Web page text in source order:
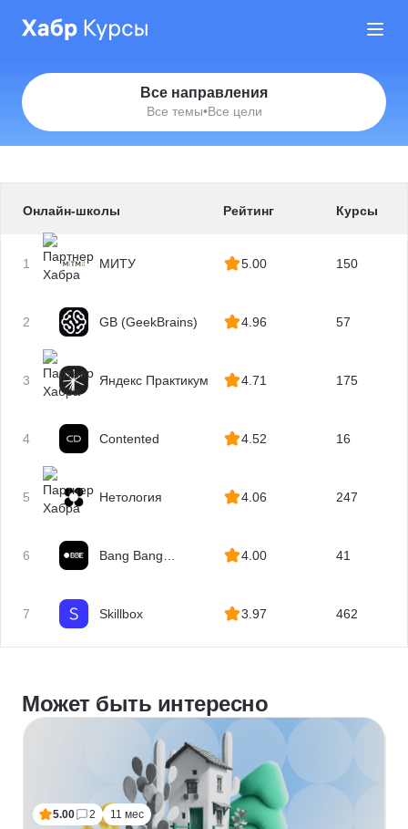
Все направления
Все темы•Все цели
Онлайн-школы Рейтинг Курсы
1 МИТУ 5.00 150
2 GB (GeekBrains) 4.96 57
3 Яндекс Практикум 4.71 175
4 Contented 4.52 16
5 Нетология 4.06 247
6
Bang Bang
4.00 41
7 Skillbox 3.97 462
Может быть интересно
5.00 2 11 мес